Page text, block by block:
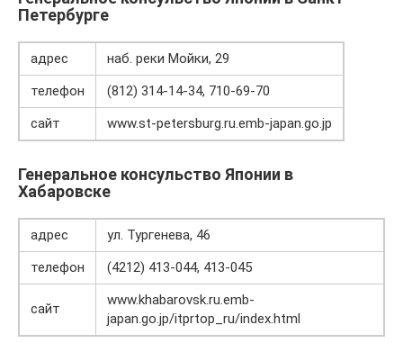
Петербурге
адрес
наб. реки Мойки, 29
телефон
(812) 314-14-34, 710-69-70
сайт
www.st-petersburg.ru.emb-japan.go.jp
Генеральное консульство Японии в
Хабаровске
адрес
ул. Тургенева, 46
телефон
(4212) 413-044, 413-045
сайт
www.khabarovsk.ru.emb-
japan.go.jp/itprtop_ru/index.html